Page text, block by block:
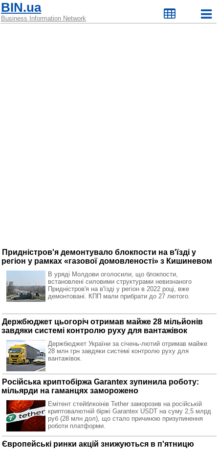
BIN.ua
Business Information Network
Придністров'я демонтувало блокпости на в'їзді у
регіон у рамках «газової домовленості» з Кишиневом
В уряді Молдови оголосили, що блокпости,
встановлені силовими структурами невизнаного
Придністров'я на в'їзді у регіон в 2022 році, вже
демонтовані. КПП мали прибрати до 27 лютого.
Держбюджет цьогоріч отримав майже 28 мільйонів
завдяки системі контролю руху для вантажівок
Держбюджет України за січень-лютий отримав майже
28 млн грн завдяки системі контролю руху для
вантажівок.
Російська криптобіржа Garantex зупинила роботу:
мільярди на гаманцях заморожено
Емітент стейблкоінів Tether заморозив на російській
криптовалютній біржі Garantex USDT на суму 2,5 млрд
руб (28 млн дол), що стало причиною призупинення
роботи платформи.
Європейські ринки акцій знижуються в п'ятницю